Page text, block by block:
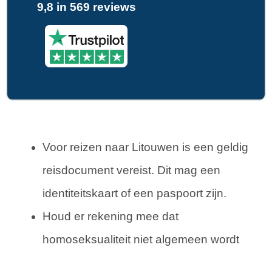
9,8 in 569 reviews
Voor reizen naar Litouwen is een geldig
reisdocument vereist. Dit mag een
identiteitskaart of een paspoort zijn.
Houd er rekening mee dat
homoseksualiteit niet algemeen wordt